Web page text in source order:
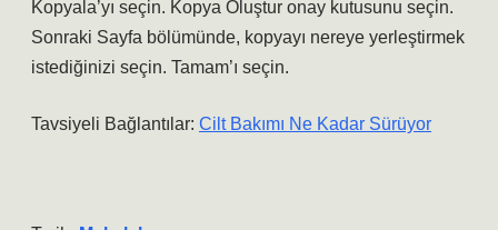
Kopyala’yı seçin. Kopya Oluştur onay kutusunu seçin.
Sonraki Sayfa bölümünde, kopyayı nereye yerleştirmek
istediğinizi seçin. Tamam’ı seçin.
Tavsiyeli Bağlantılar: Cilt Bakımı Ne Kadar Sürüyor